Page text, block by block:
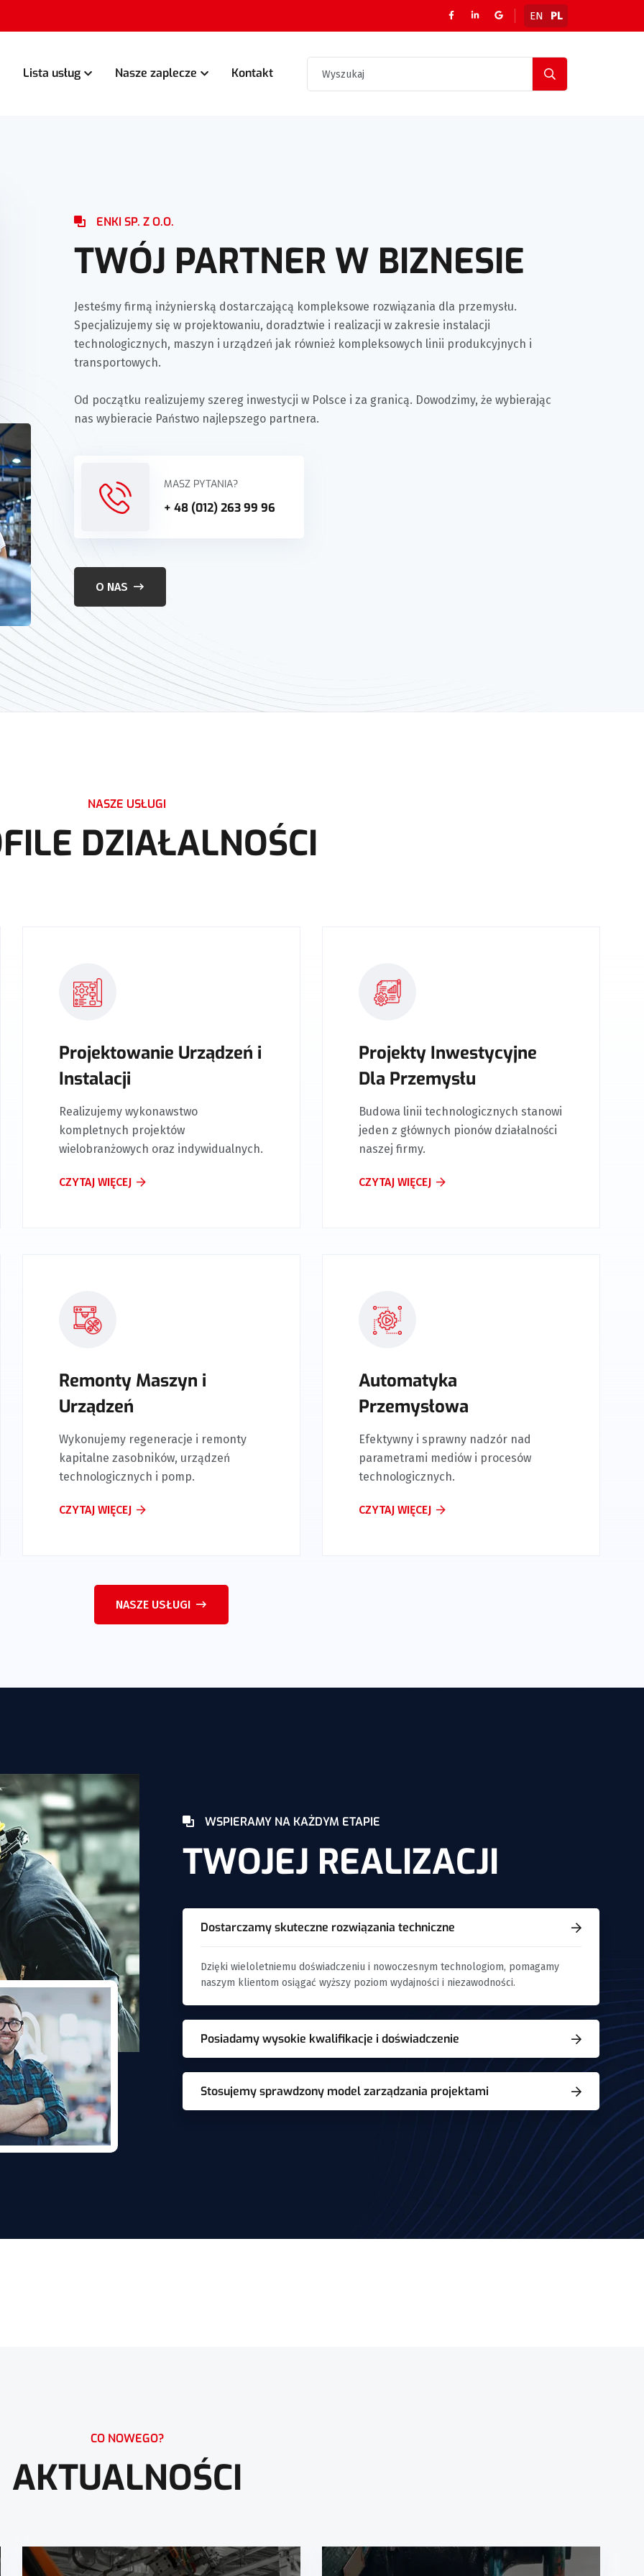
EN PL
Lista usług Nasze zaplecze Kontakt
ENKI SP. Z O.O.
TWÓJ PARTNER W BIZNESIE
Jesteśmy firmą inżynierską dostarczającą kompleksowe rozwiązania dla przemysłu.
Specjalizujemy się w projektowaniu, doradztwie i realizacji w zakresie instalacji
technologicznych, maszyn i urządzeń jak również kompleksowych linii produkcyjnych i
transportowych.
Od początku realizujemy szereg inwestycji w Polsce i za granicą. Dowodzimy, że wybierając
nas wybieracie Państwo najlepszego partnera.
MASZ PYTANIA?
+ 48 (012) 263 99 96
O NAS
NASZE USŁUGI
DZIAŁALNOŚCI
Projektowanie Urządzeń i
Instalacji
Realizujemy wykonawstwo
kompletnych projektów
wielobranżowych oraz indywidualnych.
CZYTAJ WIĘCEJ
Projekty Inwestycyjne
Dla Przemysłu
Budowa linii technologicznych stanowi
jeden z głównych pionów działalności
naszej firmy.
CZYTAJ WIĘCEJ
Maszyn i
regeneracje i remonty
zasobników, urządzeń
i pomp.
WIĘCEJ
Automatyka
Przemysłowa
Efektywny i sprawny nadzór nad
parametrami mediów i procesów
technologicznych.
CZYTAJ WIĘCEJ
NASZE USŁUGI
WSPIERAMY NA KAŻDYM ETAPIE
TWOJEJ REALIZACJI
Dostarczamy skuteczne rozwiązania techniczne
Dzięki wieloletniemu doświadczeniu i nowoczesnym technologiom, pomagamy
naszym klientom osiągać wyższy poziom wydajności i niezawodności.
Posiadamy wysokie kwalifikacje i doświadczenie
Stosujemy sprawdzony model zarządzania projektami
CO NOWEGO?
AKTUALNOŚCI